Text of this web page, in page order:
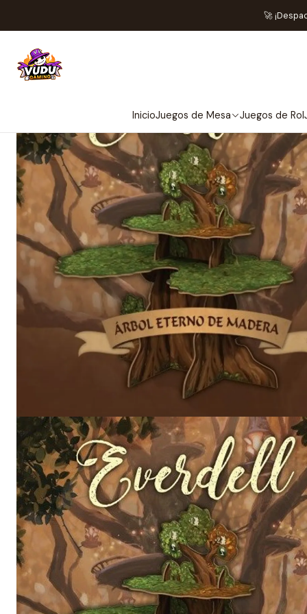
InicioJuegos de Mesa Juegos de Rol
🚀